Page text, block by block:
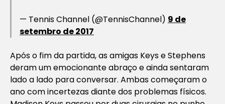
— Tennis Channel (@TennisChannel) 9 de
setembro de 2017
Após o fim da partida, as amigas Keys e Stephens
deram um emocionante abraço e ainda sentaram
lado a lado para conversar. Ambas começaram o
ano com incertezas diante dos problemas físicos.